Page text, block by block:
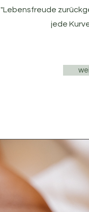
"Lebensfreude
jede